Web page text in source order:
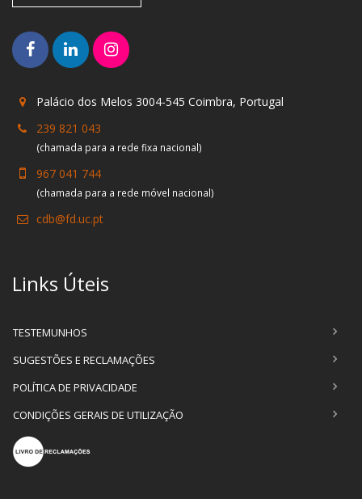
Palácio dos Melos 3004-545 Coimbra, Portugal
239 821 043
(chamada para a rede fixa nacional)
967 041 744
(chamada para a rede móvel nacional)
cdb@fd.uc.pt
Links Úteis
TESTEMUNHOS
SUGESTÕES E RECLAMAÇÕES
POLÍTICA DE PRIVACIDADE
CONDIÇÕES GERAIS DE UTILIZAÇÃO